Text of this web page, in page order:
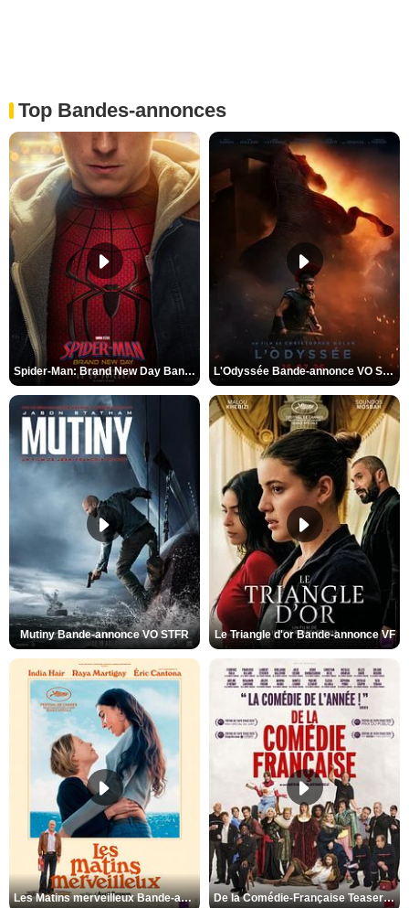
Top Bandes-annonces
Spider-Man: Brand New Day Bande-annonce VO STFR L'Odyssée Bande-annonce VO STFR
Mutiny Bande-annonce VO STFR Le Triangle d'or Bande-annonce VF
Les Matins merveilleux Bande-annonce VF De la Comédie-Française Teaser VF